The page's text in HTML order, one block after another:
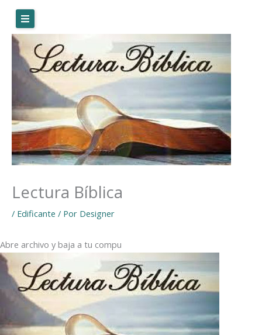
contenido
Lectura Bíblica
/ Edificante / Por Designer
Abre archivo y baja a tu compu